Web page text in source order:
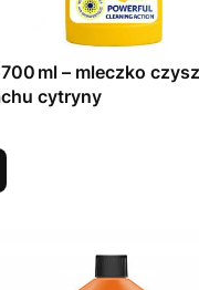
ml – mleczko
cytryny